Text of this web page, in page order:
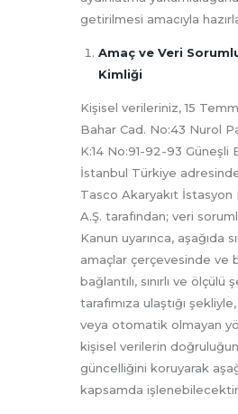
getirilmesi amacıyla
Amaç ve Veri
Kimliği
Kişisel verileriniz, 15
Bahar Cad. No:43 Nurol
K:14 No:91-92-93 Güneşli
İstanbul Türkiye
Tasco Akaryakıt
A.Ş. tarafından; veri
Kanun uyarınca, aşağıda
amaçlar çerçevesinde ve
bağlantılı, sınırlı ve ölçülü
tarafımıza ulaştığı
veya otomatik olmayan
kişisel verilerin
güncelliğini koruyarak
kapsamda